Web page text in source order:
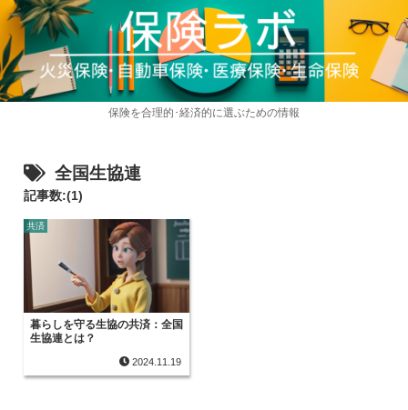
保険を合理的･経済的に選ぶための情報
全国生協連
記事数:(1)
共済
暮らしを守る生協の共済：全国
生協連とは？
2024.11.19